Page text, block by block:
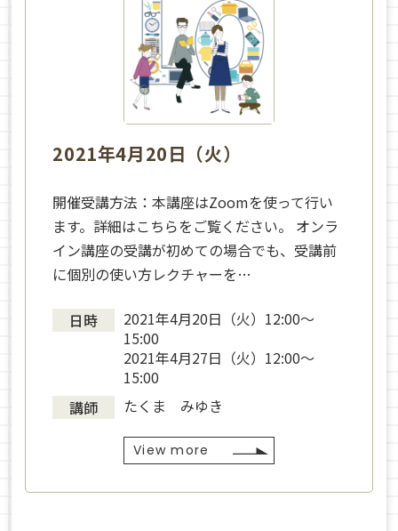
2021年4月20日（火）
開催受講方法：本講座はZoomを使って行い
ます。詳細はこちらをご覧ください。 オンラ
イン講座の受講が初めての場合でも、受講前
に個別の使い方レクチャーを…
日時
2021年4月20日（火）12:00〜
15:00
2021年4月27日（火）12:00〜
15:00
講師
たくま みゆき
View more